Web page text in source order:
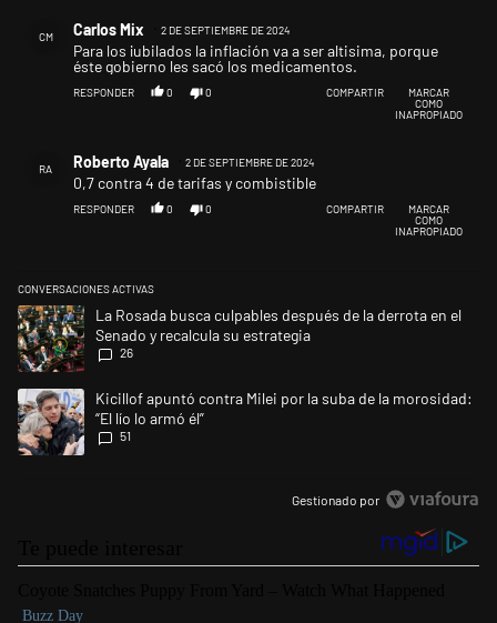
CM Carlos Mix 2 DE SEPTIEMBRE DE 2024
Para los jubilados la inflación va a ser altisima, porque
éste gobierno les sacó los medicamentos.
RESPONDER 0 0 COMPARTIR
MARCAR
COMO
INAPROPIADO
RA Roberto Ayala 2 DE SEPTIEMBRE DE 2024
0,7 contra 4 de tarifas y combistible
RESPONDER 0 0 COMPARTIR
MARCAR
COMO
INAPROPIADO
CONVERSACIONES ACTIVAS
Este listado muestra los artículos con más comentarios en los últimos
Un artículo de tendencia con el título "La Rosada busca culpables
La Rosada busca culpables después de la derrota en el
Senado y recalcula su estrategia
26
Un artículo de tendencia con el título "Kicillof apuntó contra Milei por
Kicillof apuntó contra Milei por la suba de la morosidad:
“El lío lo armó él”
51
Gestionado por